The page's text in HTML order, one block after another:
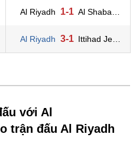
Al Riyadh 1-1
Al Riyadh 3-1
với Al
trận đấu Al Riyadh